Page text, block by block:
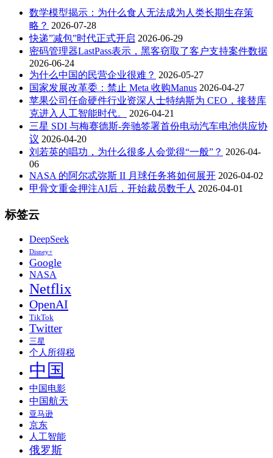
数学模型揭示：为什么食人无法成为人类长期生存策
略？ 2026-07-28
快递”减包”时代正式开启 2026-06-29
密码管理器LastPass表示，黑客窃取了客户支持案件数据
2026-06-24
为什么中国的民营企业很难？ 2026-05-27
国家发展改革委：禁止 Meta 收购Manus 2026-04-27
苹果公司任命硬件行业资深人士特纳斯为 CEO，接替库
克进入人工智能时代。
2026-04-21
三星 SDI 与梅赛德斯-奔驰签署首份电动汽车电池供应协
议 2026-04-20
刘若英的唱功，为什么很多人会觉得“一般”？ 2026-04-
06
NASA 的阿尔忒弥斯 II 月球任务将如何展开 2026-04-02
甲骨文重金押注AI后，开始裁员数千人 2026-04-01
标签云
DeepSeek
Disney+
Google
NASA
Netflix
OpenAI
TikTok
Twitter
三星
个人所得税
中国
中国电影
中国航天
亚马逊
京东
人工智能
俄罗斯